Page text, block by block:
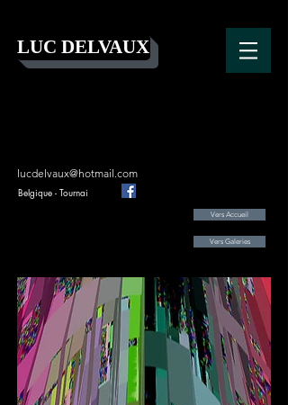
LUC DELVAUX
lucdelvaux@hotmail.com
Belgique - Tournai
Vers Accueil
Vers Galeries